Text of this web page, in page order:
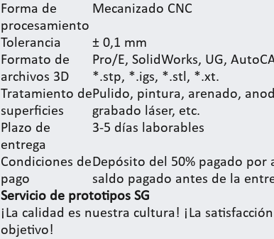
Forma de
procesamiento
Mecanizado CNC
Tolerancia
± 0,1 mm
Formato de
archivos 3D
Pro/E, SolidWorks, UG,
*.stp, *.igs, *.stl, *.xt.
Tratamiento de
superficies
Pulido, pintura, arenado,
grabado láser, etc.
Plazo de
entrega
3-5 días laborables
Condiciones de
pago
Depósito del 50% pagado por
saldo pagado antes de la
Servicio de prototipos SG
¡La calidad es nuestra cultura! ¡La
objetivo!